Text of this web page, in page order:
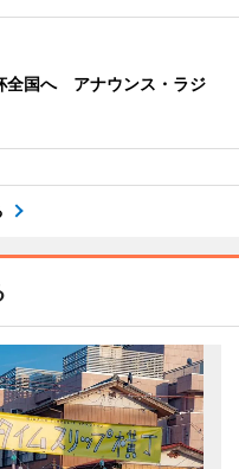
全国へ アナウンス・ラジ